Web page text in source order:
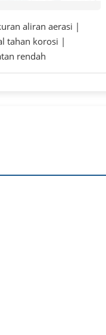
aliran aerasi |
tahan korosi |
rendah